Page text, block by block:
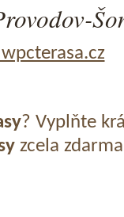
? Vyplňte
zcela